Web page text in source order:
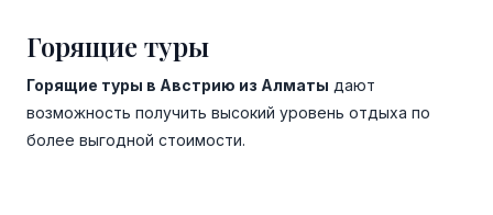
Горящие туры
Горящие туры в Австрию из Алматы дают
возможность получить высокий уровень отдыха по
более выгодной стоимости.